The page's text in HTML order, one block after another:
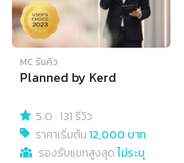
MC รันคิว
Planned by Kerd
5.0 ·131 รีวิว
ราคาเริ่มต้น12,000 บาท
รองรับแขกสูงสุดไม่ระบุ